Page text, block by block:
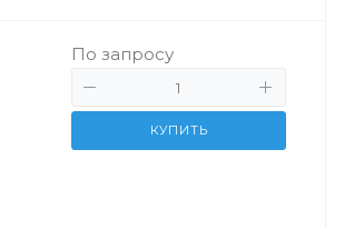
По запросу
КУПИТЬ